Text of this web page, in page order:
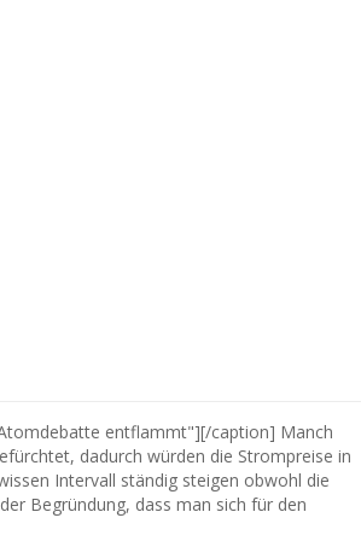
entflammt"][/caption] Manch
dadurch würden die Strompreise in
Intervall ständig steigen obwohl die
Begründung, dass man sich für den